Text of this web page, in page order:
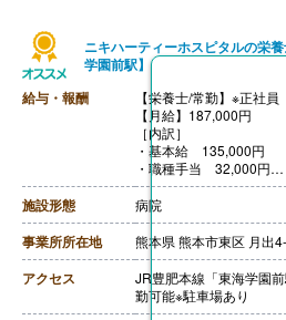
・資格手当 3,000円/月
【賞与】年2回（計3.1ヶ
【退職金】あり※勤続3年
ニキハーティーホスピタルの栄
学園前駅】
給与・報酬
【栄養士/常勤】※正社員
【月給】187,000円
［内訳］
・基本給 135,000円
・職種手当 32,000円
・資格手当 15,000円
・調整手 5,000円
［その他手当］
・早出手当 16,000円/
【賞与】年2回（計3.50
【通勤手当】あり（上
【昇給】あり（1月あた
【退職金】あり※勤続3
施設形態 病院
事業所所在地 熊本県 熊本市東区 月出
アクセス
JR豊肥本線「東海学園
勤可能※駐車場あり